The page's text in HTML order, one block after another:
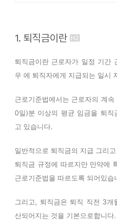
1. 퇴직금이란
퇴직금이란 근로자가 일정 기간
우 에 퇴직자에게 지급되는 일시
근로기준법에서는 근로자의 계
0일)분 이상의 평균 임금을 퇴직
고 있습니다.
일반적으로 퇴직금의 지급 그리
퇴직금 규정에 따르지만 만약에
근로기준법을 따르도록 되어있습
그리고, 퇴직금은 퇴직 직전 3개
산되어지는 것을 기본으로합니다.